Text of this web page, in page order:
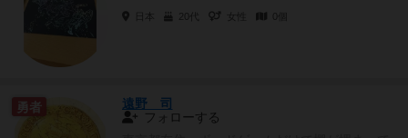
女性
勇者
遠野 司
フォローする